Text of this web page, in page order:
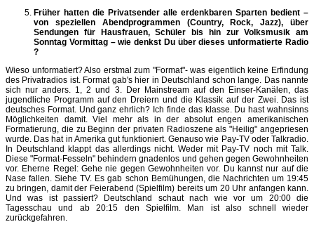
Früher hatten die Privatsender alle erdenkbaren Sparten bedient –
von speziellen Abendprogrammen (Country, Rock, Jazz), über
Sendungen für Hausfrauen, Schüler bis hin zur Volksmusik am
Sonntag Vormittag – wie denkst Du über dieses unformatierte Radio
?
Wieso unformatiert? Also erstmal zum "Format"- was eigentlich keine Erfindung
des Privatradios ist. Format gab's hier in Deutschland schon lange. Das nannte
sich nur anders. 1, 2 und 3. Der Mainstream auf den Einser-Kanälen, das
jugendliche Programm auf den Dreiern und die Klassik auf der Zwei. Das ist
deutsches Format. Und ganz ehrlich? Ich finde das klasse. Du hast wahnsinns
Möglichkeiten damit. Viel mehr als in der absolut engen amerikanischen
Formatierung, die zu Beginn der privaten Radioszene als "Heilig" angepriesen
wurde. Das hat in Amerika gut funktioniert. Genauso wie Pay-TV oder Talkradio.
In Deutschland klappt das allerdings nicht. Weder mit Pay-TV noch mit Talk.
Diese "Format-Fesseln" behindern gnadenlos und gehen gegen Gewohnheiten
vor. Eherne Regel: Gehe nie gegen Gewohnheiten vor. Du kannst nur auf die
Nase fallen. Siehe TV. Es gab schon Bemühungen, die Nachrichten um 19:45
zu bringen, damit der Feierabend (Spielfilm) bereits um 20 Uhr anfangen kann.
Und was ist passiert? Deutschland schaut nach wie vor um 20:00 die
Tagesschau und ab 20:15 den Spielfilm. Man ist also schnell wieder
zurückgefahren.